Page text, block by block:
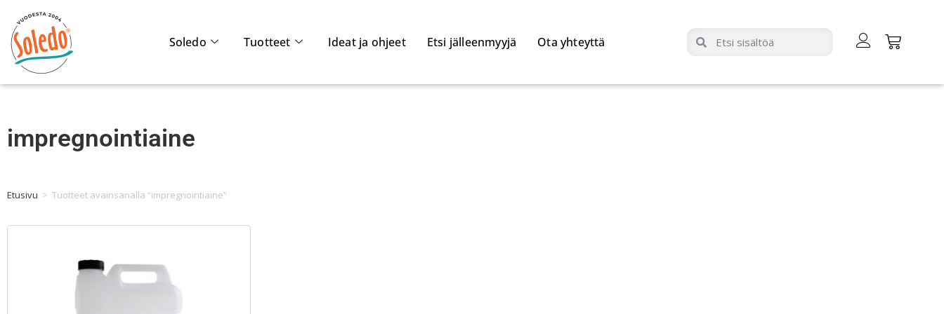
Soledo Tuotteet Ideat ja ohjeet Etsi jälleenmyyjä Ota yhteyttä
impregnointiaine
Etusivu > Tuotteet avainsanalla “impregnointiaine”